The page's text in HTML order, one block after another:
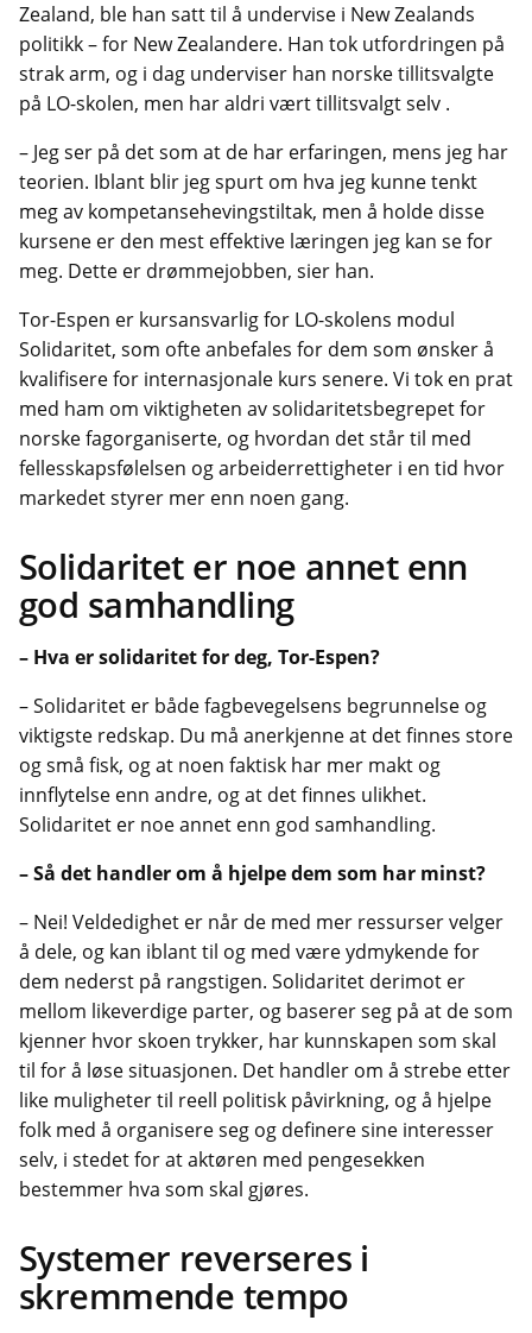
Zealand, ble han satt til å undervise i New Zealands
politikk – for New Zealandere. Han tok utfordringen på
strak arm, og i dag underviser han norske tillitsvalgte
på LO-skolen, men har aldri vært tillitsvalgt selv .
– Jeg ser på det som at de har erfaringen, mens jeg har
teorien. Iblant blir jeg spurt om hva jeg kunne tenkt
meg av kompetansehevingstiltak, men å holde disse
kursene er den mest effektive læringen jeg kan se for
meg. Dette er drømmejobben, sier han.
Tor-Espen er kursansvarlig for LO-skolens modul
Solidaritet, som ofte anbefales for dem som ønsker å
kvalifisere for internasjonale kurs senere. Vi tok en prat
med ham om viktigheten av solidaritetsbegrepet for
norske fagorganiserte, og hvordan det står til med
fellesskapsfølelsen og arbeiderrettigheter i en tid hvor
markedet styrer mer enn noen gang.
Solidaritet er noe annet enn
god samhandling
– Hva er solidaritet for deg, Tor-Espen?
– Solidaritet er både fagbevegelsens begrunnelse og
viktigste redskap. Du må anerkjenne at det finnes store
og små fisk, og at noen faktisk har mer makt og
innflytelse enn andre, og at det finnes ulikhet.
Solidaritet er noe annet enn god samhandling.
– Så det handler om å hjelpe dem som har minst?
– Nei! Veldedighet er når de med mer ressurser velger
å dele, og kan iblant til og med være ydmykende for
dem nederst på rangstigen. Solidaritet derimot er
mellom likeverdige parter, og baserer seg på at de som
kjenner hvor skoen trykker, har kunnskapen som skal
til for å løse situasjonen. Det handler om å strebe etter
like muligheter til reell politisk påvirkning, og å hjelpe
folk med å organisere seg og definere sine interesser
selv, i stedet for at aktøren med pengesekken
bestemmer hva som skal gjøres.
Systemer reverseres i
skremmende tempo